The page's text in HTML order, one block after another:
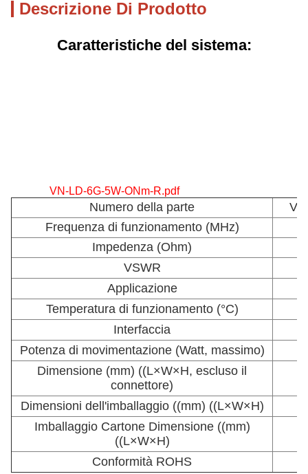
Descrizione Di Prodotto
Caratteristiche del sistema:
VN-LD-6G-5W-ONm-R.pdf
Numero della parte
Frequenza di funzionamento (MHz)
Impedenza (Ohm)
VSWR
Applicazione
Temperatura di funzionamento (°C)
Interfaccia
Potenza di movimentazione (Watt, massimo)
Dimensione (mm) ((L×W×H, escluso il
connettore)
Dimensioni dell'imballaggio ((mm) ((L×W×H)
Imballaggio Cartone Dimensione ((mm)
((L×W×H)
Conformità ROHS